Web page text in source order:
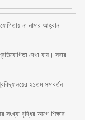
না নামার আহ্বান
দেখা যায়। সবার
২১তম সমাবর্তন
সংখ্যা বৃদ্ধির আগে শিক্ষার